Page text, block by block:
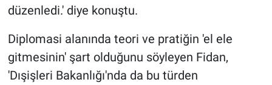
düzenledi.' diye konuştu.
Diplomasi alanında teori ve pratiğin 'el ele
gitmesinin' şart olduğunu söyleyen Fidan,
'Dışişleri Bakanlığı'nda da bu türden